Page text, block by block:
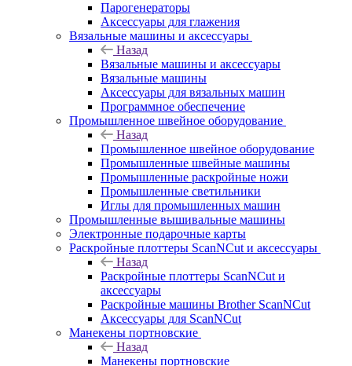
Парогенераторы
Аксессуары для глажения
Вязальные машины и аксессуары
Назад
Вязальные машины и аксессуары
Вязальные машины
Аксессуары для вязальных машин
Программное обеспечение
Промышленное швейное оборудование
Назад
Промышленное швейное оборудование
Промышленные швейные машины
Промышленные раскройные ножи
Промышленные светильники
Иглы для промышленных машин
Промышленные вышивальные машины
Электронные подарочные карты
Раскройные плоттеры ScanNCut и аксессуары
Назад
Раскройные плоттеры ScanNCut и
аксессуары
Раскройные машины Brother ScanNCut
Аксессуары для ScanNCut
Манекены портновские
Назад
Манекены портновские